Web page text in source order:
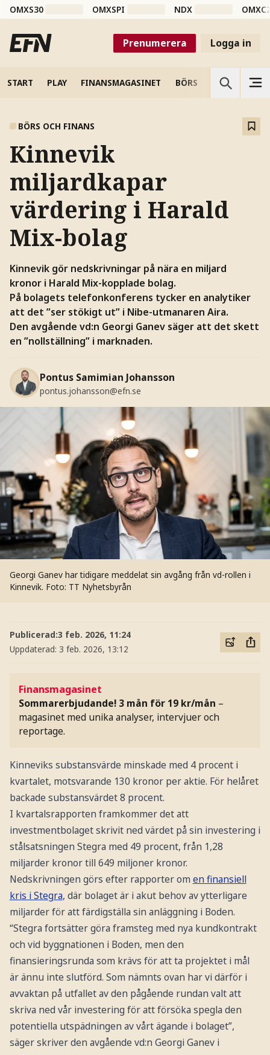
OMXS30 OMXSPI NDX
Prenumerera Logga in
START PLAY FINANSMAGASINET BÖRS VETENSKAP
BÖRS OCH FINANS
Kinnevik
miljardkapar
värdering i Harald
Mix-bolag
Kinnevik gör nedskrivningar på nära en miljard
kronor i Harald Mix-kopplade bolag.
På bolagets telefonkonferens tycker en analytiker
att det ”ser stökigt ut” i Nibe-utmanaren Aira.
Den avgående vd:n Georgi Ganev säger att det skett
en ”nollställning” i marknaden.
Pontus Samimian Johansson
pontus.johansson@efn.se
Georgi Ganev har tidigare meddelat sin avgång från vd-rollen i
Kinnevik. Foto: TT Nyhetsbyrån
Publicerad:3 feb. 2026, 11:24
Uppdaterad: 3 feb. 2026, 13:12
Finansmagasinet
Sommarerbjudande! 3 mån för 19 kr/mån –
magasinet med unika analyser, intervjuer och
reportage.
Kinneviks substansvärde minskade med 4 procent i
kvartalet, motsvarande 130 kronor per aktie. För helåret
backade substansvärdet 8 procent.
I kvartalsrapporten framkommer det att
investmentbolaget skrivit ned värdet på sin investering i
stålsatsningen Stegra med 49 procent, från 1,28
miljarder kronor till 649 miljoner kronor.
Nedskrivningen görs efter rapporter om en finansiell
kris i Stegra, där bolaget är i akut behov av ytterligare
miljarder för att färdigställa sin anläggning i Boden.
“Stegra fortsätter göra framsteg med nya kundkontrakt
och vid byggnationen i Boden, men den
finansieringsrunda som krävs för att ta projektet i mål
är ännu inte slutförd. Som nämnts ovan har vi därför i
avvaktan på utfallet av den pågående rundan valt att
skriva ned vår investering för att försöka spegla den
potentiella utspädningen av vårt ägande i bolaget”,
säger skriver den avgående vd:n Georgi Ganev i